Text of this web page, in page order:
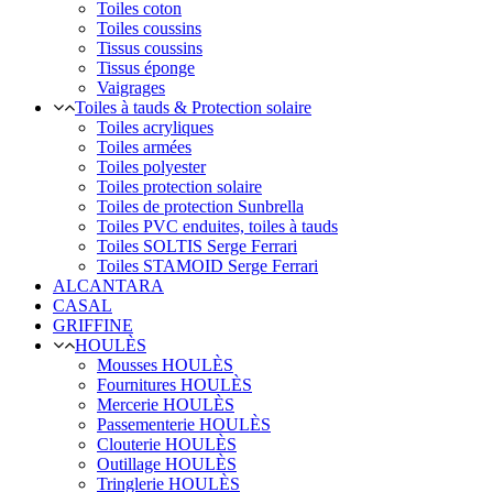
Toiles coton
Toiles coussins
Tissus coussins
Tissus éponge
Vaigrages
Toiles à tauds & Protection solaire
Toiles acryliques
Toiles armées
Toiles polyester
Toiles protection solaire
Toiles de protection Sunbrella
Toiles PVC enduites, toiles à tauds
Toiles SOLTIS Serge Ferrari
Toiles STAMOID Serge Ferrari
ALCANTARA
CASAL
GRIFFINE
HOULÈS
Mousses HOULÈS
Fournitures HOULÈS
Mercerie HOULÈS
Passementerie HOULÈS
Clouterie HOULÈS
Outillage HOULÈS
Tringlerie HOULÈS